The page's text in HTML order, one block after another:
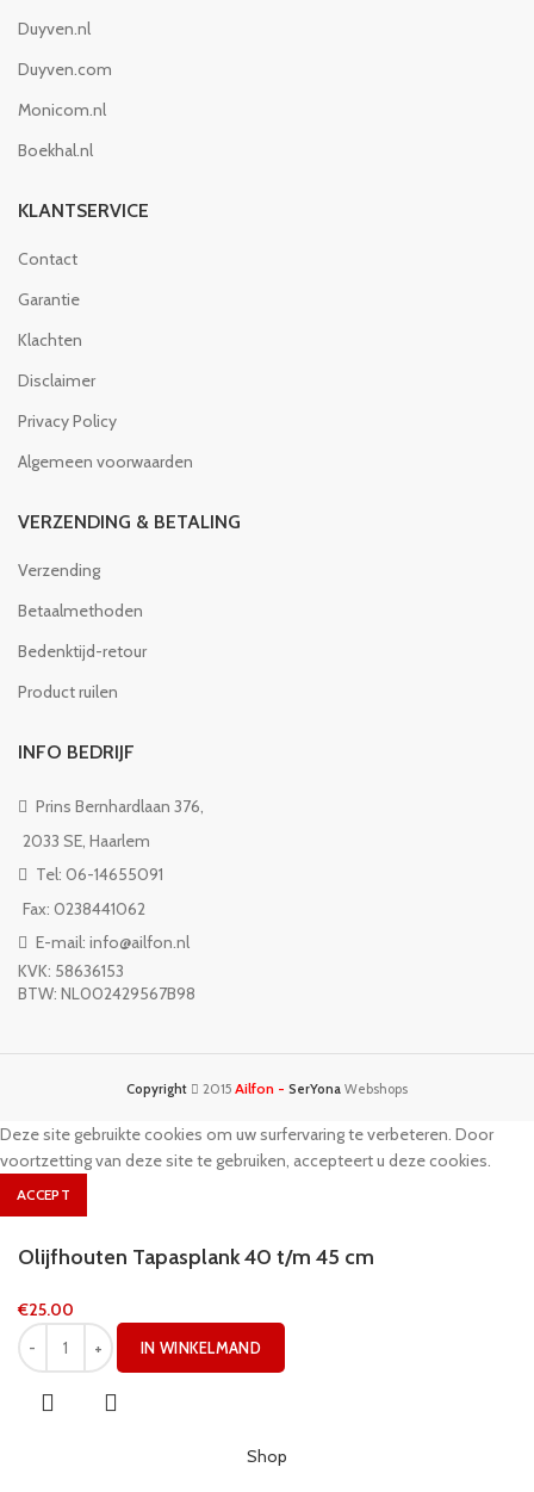
Duyven.nl
Duyven.com
Monicom.nl
Boekhal.nl
KLANTSERVICE
Contact
Garantie
Klachten
Disclaimer
Privacy Policy
Algemeen voorwaarden
VERZENDING & BETALING
Verzending
Betaalmethoden
Bedenktijd-retour
Product ruilen
INFO BEDRIJF
Prins Bernhardlaan 376,
2033 SE, Haarlem
Tel: 06-14655091
Fax: 0238441062
E-mail: info@ailfon.nl
KVK: 58636153
BTW: NL002429567B98
Copyright 2015 Ailfon - SerYona Webshops
Deze site gebruikte cookies om uw surfervaring te verbeteren. Door
voortzetting van deze site te gebruiken, accepteert u deze cookies.
ACCEPT
Olijfhouten Tapasplank 40 t/m 45 cm
€25.00
IN WINKELMAND
Shop